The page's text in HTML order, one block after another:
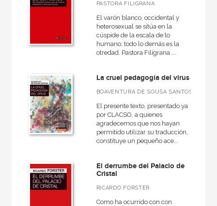
PASTORA FILIGRANA
El varón blanco, occidental y
heterosexual se sitúa en la
cúspide de la escala de lo
humano; todo lo demás es la
otredad. Pastora Filigrana ...
La cruel pedagogía del virus
BOAVENTURA DE SOUSA SANTOS
El presente texto, presentado ya
por CLACSO, a quienes
agradecemos que nos hayan
permitido utilizar su traducción,
constituye un pequeño ace...
El derrumbe del Palacio de
Cristal
RICARDO FORSTER
Como ha ocurrido con con